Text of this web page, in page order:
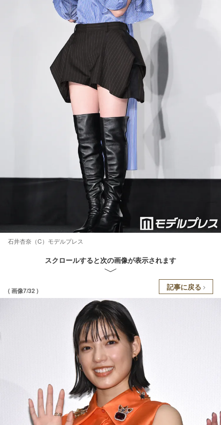
石井杏奈（C）モデルプレス
スクロールすると次の画像が表示されます
( 画像7/32 ) 記事に戻る